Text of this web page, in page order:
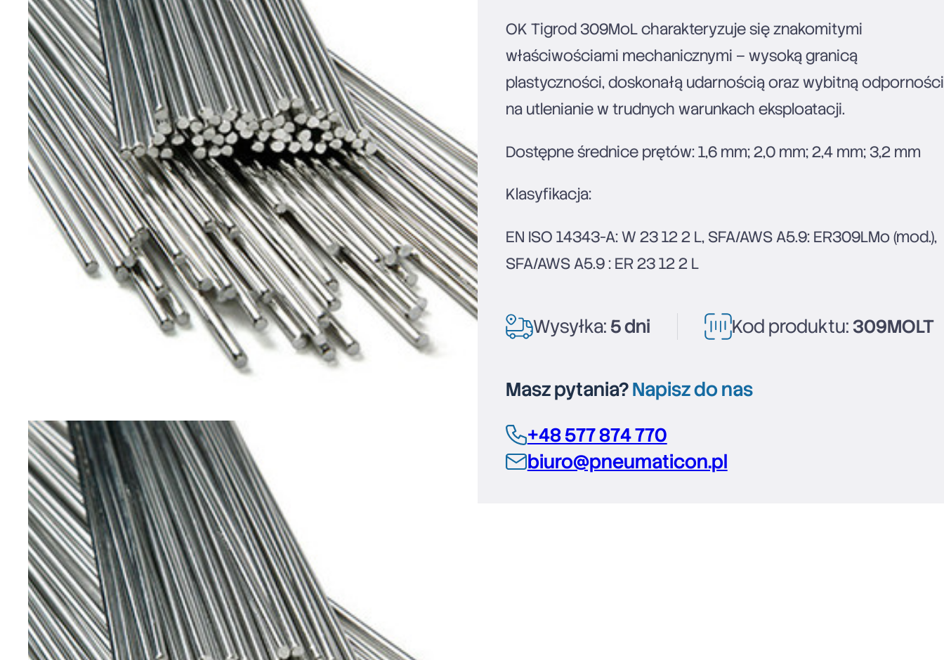
OK Tigrod 309MoL charakteryzuje się znakomitymi
właściwościami mechanicznymi – wysoką granicą
plastyczności, doskonałą udarnością oraz wybitną
na utlenianie w trudnych warunkach eksploatacji.
Dostępne średnice prętów: 1,6 mm; 2,0 mm; 2,4 mm; 3,2 mm
Klasyfikacja:
EN ISO 14343-A: W 23 12 2 L, SFA/AWS A5.9: ER309LMo (mod.),
SFA/AWS A5.9 : ER 23 12 2 L
Wysyłka: 5 dni Kod produktu: 309MOLT
Masz pytania?Napisz do nas
+48 577 874 770
biuro@pneumaticon.pl